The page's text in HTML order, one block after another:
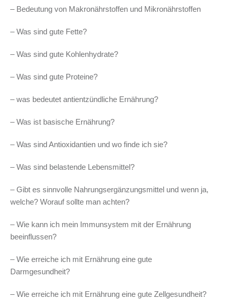
– Bedeutung von Makronährstoffen und Mikronährstoffen
– Was sind gute Fette?
– Was sind gute Kohlenhydrate?
– Was sind gute Proteine?
– was bedeutet antientzündliche Ernährung?
– Was ist basische Ernährung?
– Was sind Antioxidantien und wo finde ich sie?
– Was sind belastende Lebensmittel?
– Gibt es sinnvolle Nahrungsergänzungsmittel und wenn ja,
welche? Worauf sollte man achten?
– Wie kann ich mein Immunsystem mit der Ernährung
beeinflussen?
– Wie erreiche ich mit Ernährung eine gute
Darmgesundheit?
– Wie erreiche ich mit Ernährung eine gute Zellgesundheit?